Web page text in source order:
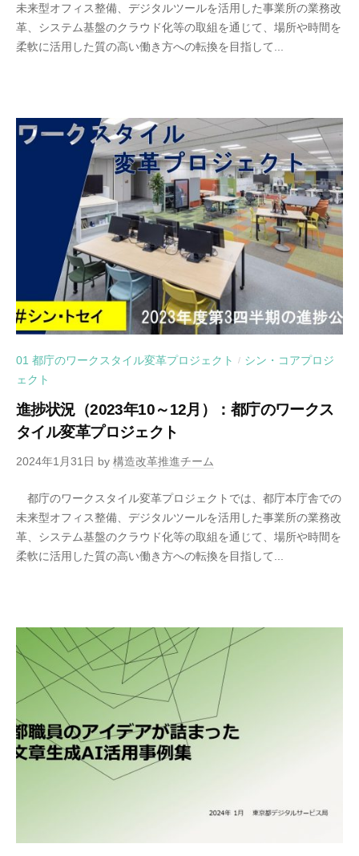
未来型オフィス整備、デジタルツールを活用した事業所の業務改
革、システム基盤のクラウド化等の取組を通じて、場所や時間を
柔軟に活用した質の高い働き方への転換を目指して...
01 都庁のワークスタイル変革プロジェクト / シン・コアプロジ
ェクト
進捗状況（2023年10～12月）：都庁のワークス
タイル変革プロジェクト
2024年1月31日 by 構造改革推進チーム
都庁のワークスタイル変革プロジェクトでは、都庁本庁舎での
未来型オフィス整備、デジタルツールを活用した事業所の業務改
革、システム基盤のクラウド化等の取組を通じて、場所や時間を
柔軟に活用した質の高い働き方への転換を目指して...